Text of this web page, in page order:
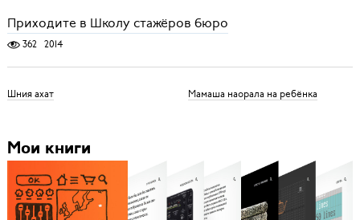
Приходите в Школу стажёров бюро
362 2014
Шния ахат Мамаша наорала на ребёнка
Мои книги